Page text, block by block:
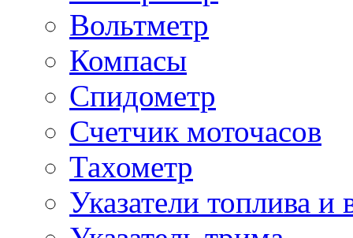
Вольтметр
Компасы
Спидометр
Счетчик моточасов
Тахометр
Указатели топлива и